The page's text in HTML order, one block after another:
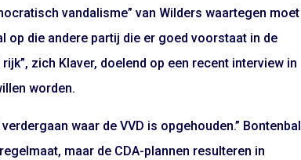
vandalisme” van Wilders waartegen moet
op die andere partij die er goed voorstaat in de
zich Klaver, doelend op een recent interview in
worden.
waar de VVD is opgehouden.” Bontenbal
maar de CDA-plannen resulteren in